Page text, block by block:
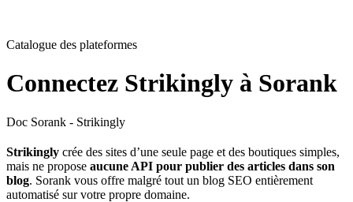
Catalogue des plateformes
Connectez Strikingly à Sorank
Doc Sorank - Strikingly
Strikingly crée des sites d’une seule page et des boutiques simples,
mais ne propose aucune API pour publier des articles dans son
blog. Sorank vous offre malgré tout un blog SEO entièrement
automatisé sur votre propre domaine.